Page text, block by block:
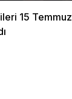
15 Temmuz